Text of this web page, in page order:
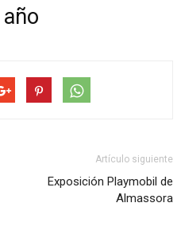
Artículo siguiente
Exposición Playmobil de
Almassora